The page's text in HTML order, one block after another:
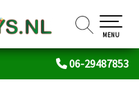
06-29487853
MENU